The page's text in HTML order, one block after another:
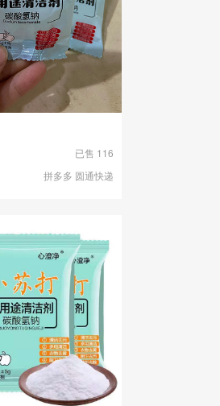
已售 116
拼多多 圆通快递